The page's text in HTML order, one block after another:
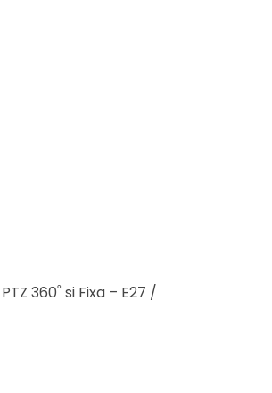
360˚ si Fixa – E27 /